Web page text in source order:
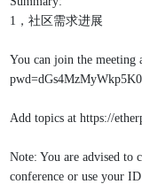
1，社区需求进展
You can join the meeting
Add topics at https://
Note: You are advised to
conference or use your ID